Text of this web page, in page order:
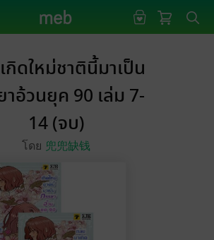
กิดใหม่ชาตินี้มาเป็น
าอ้วนยุค 90 เล่ม 7-
14 (จบ)
โดย 兜兜缺钱